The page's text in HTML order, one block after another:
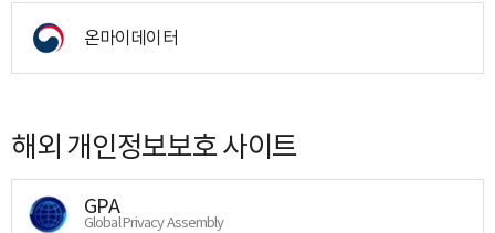
온마이데이터
해외 개인정보보호 사이트
GPA
Global Privacy Assembly